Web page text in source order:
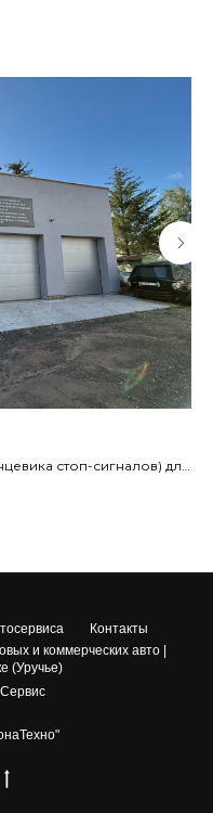
стоп-сигналов) для
Контакты
и коммерческих авто |
(Уручье)